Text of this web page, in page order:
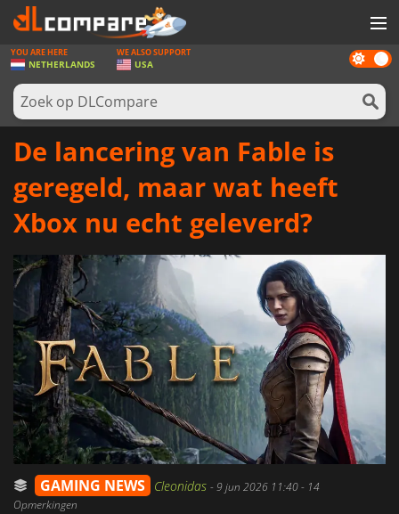
SPELLEN
GAME CARDS
SOFTWARE
NIEUWS
Dark
mode
YOU ARE HERE
NETHERLANDS
WE ALSO SUPPORT
USA
De lancering van Fable is
geregeld, maar wat heeft
Xbox nu echt geleverd?
GAMING NEWS Cleonidas -9 jun 2026 11:40- 14
Opmerkingen